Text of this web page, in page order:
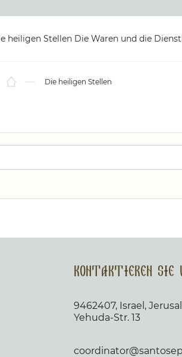
heiligen Stellen Die Waren und die
Die heiligen Stellen
Kontaktieren Sie
9462407, Israel,
Yehuda-Str. 13